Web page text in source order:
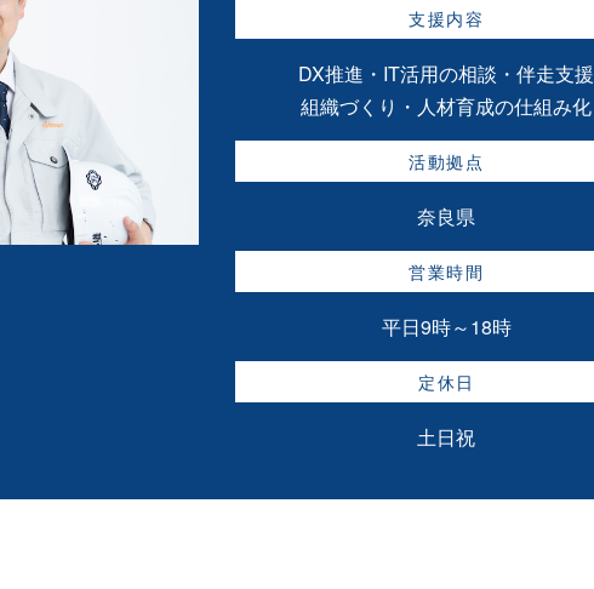
支援内容
DX推進・IT活用の相談・伴走支援
組織づくり・人材育成の仕組み化
活動拠点
奈良県
営業時間
平日9時～18時
定休日
土日祝